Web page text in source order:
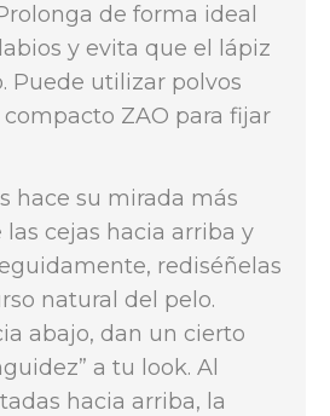
de forma ideal
y evita que el lápiz
Puede utilizar polvos
ZAO para fijar
hace su mirada más
las cejas hacia arriba y
rediséñelas
natural del pelo.
abajo, dan un cierto
a tu look. Al
hacia arriba, la